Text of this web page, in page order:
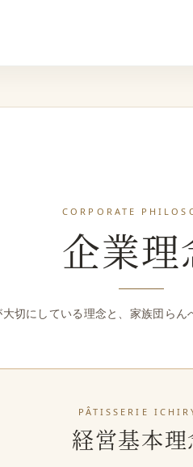
CORPORATE
企業理
切にしている理念と、家族団らん
PÂTISSERIE
経営基本理